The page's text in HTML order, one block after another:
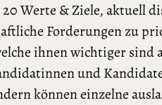
Werte & Ziele, aktuell
Forderungen zu
ihnen wichtiger sind
und
können einzelne